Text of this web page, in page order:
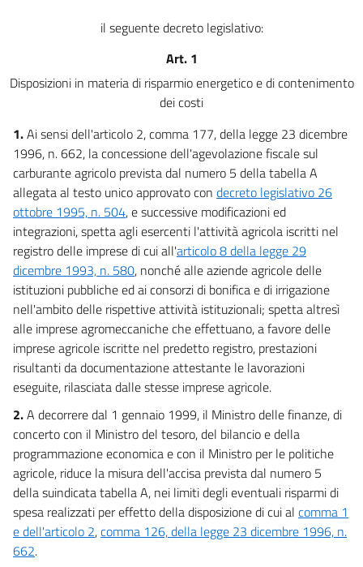
il seguente decreto legislativo:
Art. 1
Disposizioni in materia di risparmio energetico e di contenimento
dei costi
1.Ai sensi dell'articolo 2, comma 177, della legge 23 dicembre
1996, n. 662, la concessione dell'agevolazione fiscale sul
carburante agricolo prevista dal numero 5 della tabella A
allegata al testo unico approvato con decreto legislativo 26
ottobre 1995, n. 504, e successive modificazioni ed
integrazioni, spetta agli esercenti l'attività agricola iscritti nel
registro delle imprese di cui all'articolo 8 della legge 29
dicembre 1993, n. 580, nonché alle aziende agricole delle
istituzioni pubbliche ed ai consorzi di bonifica e di irrigazione
nell'ambito delle rispettive attività istituzionali; spetta altresì
alle imprese agromeccaniche che effettuano, a favore delle
imprese agricole iscritte nel predetto registro, prestazioni
risultanti da documentazione attestante le lavorazioni
eseguite, rilasciata dalle stesse imprese agricole.
2.A decorrere dal 1 gennaio 1999, il Ministro delle finanze, di
concerto con il Ministro del tesoro, del bilancio e della
programmazione economica e con il Ministro per le politiche
agricole, riduce la misura dell'accisa prevista dal numero 5
della suindicata tabella A, nei limiti degli eventuali risparmi di
spesa realizzati per effetto della disposizione di cui al comma 1
e dell'articolo 2,comma 126, della legge 23 dicembre 1996, n.
662.